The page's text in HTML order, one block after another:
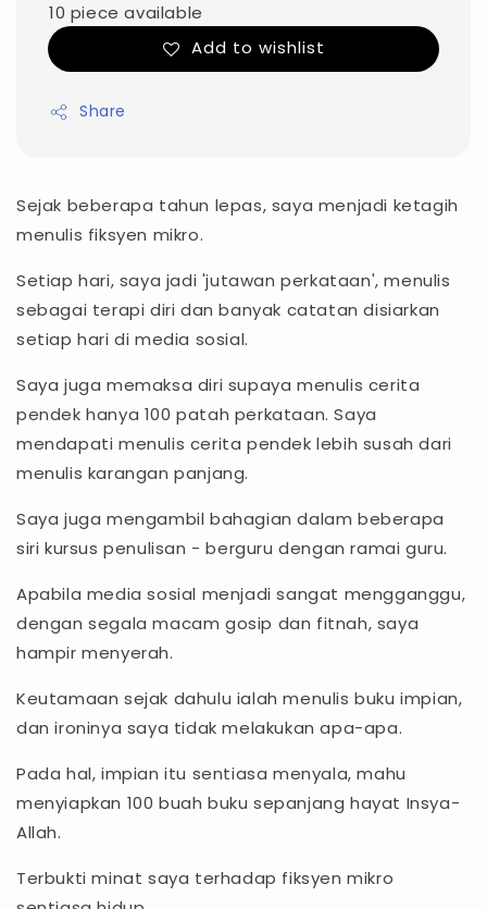
10 piece available
Add to wishlist
Share
Sejak beberapa tahun lepas, saya menjadi ketagih
menulis fiksyen mikro.
Setiap hari, saya jadi 'jutawan perkataan', menulis
sebagai terapi diri dan banyak catatan disiarkan
setiap hari di media sosial.
Saya juga memaksa diri supaya menulis cerita
pendek hanya 100 patah perkataan. Saya
mendapati menulis cerita pendek lebih susah dari
menulis karangan panjang.
Saya juga mengambil bahagian dalam beberapa
siri kursus penulisan - berguru dengan ramai guru.
Apabila media sosial menjadi sangat mengganggu,
dengan segala macam gosip dan fitnah, saya
hampir menyerah.
Keutamaan sejak dahulu ialah menulis buku impian,
dan ironinya saya tidak melakukan apa-apa.
Pada hal, impian itu sentiasa menyala, mahu
menyiapkan 100 buah buku sepanjang hayat Insya-
Allah.
Terbukti minat saya terhadap fiksyen mikro